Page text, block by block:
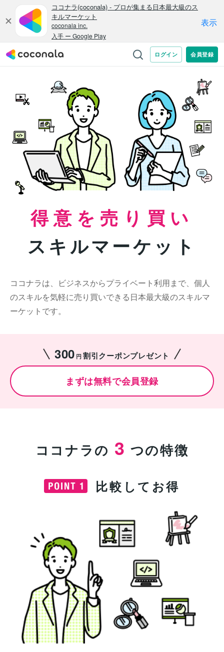
得意を売り買い
スキルマーケット
ココナラは、ビジネスからプライベート利用まで、個人
のスキルを気軽に売り買いできる日本最大級のスキルマ
ーケットです。
300 円 割引クーポンプレゼント
まずは無料で会員登録
ココナラの 3 つの特徴
比較してお得